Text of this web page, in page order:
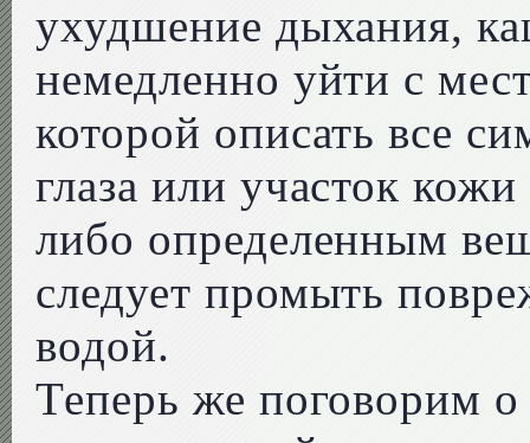
ухудшение дыхания,
немедленно уйти с
которой описать все
глаза или участок
либо определенным
следует промыть
водой.
Теперь же поговорим о